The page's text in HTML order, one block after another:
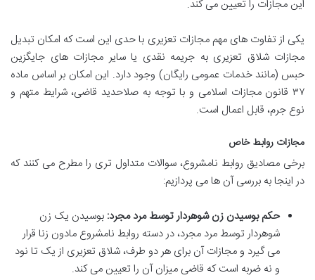
این مجازات را تعیین می کند.
یکی از تفاوت های مهم مجازات تعزیری با حدی این است که امکان تبدیل
مجازات شلاق تعزیری به جریمه نقدی یا سایر مجازات های جایگزین
حبس (مانند خدمات عمومی رایگان) وجود دارد. این امکان بر اساس ماده
۳۷ قانون مجازات اسلامی و با توجه به صلاحدید قاضی، شرایط متهم و
نوع جرم، قابل اعمال است.
مجازات روابط خاص
برخی مصادیق روابط نامشروع، سوالات متداول تری را مطرح می کنند که
در اینجا به بررسی آن ها می پردازیم:
حکم بوسیدن زن شوهردار توسط مرد مجرد: بوسیدن یک زن
شوهردار توسط مرد مجرد، در دسته روابط نامشروع مادون زنا قرار
می گیرد و مجازات آن برای هر دو طرف، شلاق تعزیری از یک تا نود
و نه ضربه است که قاضی میزان آن را تعیین می کند.